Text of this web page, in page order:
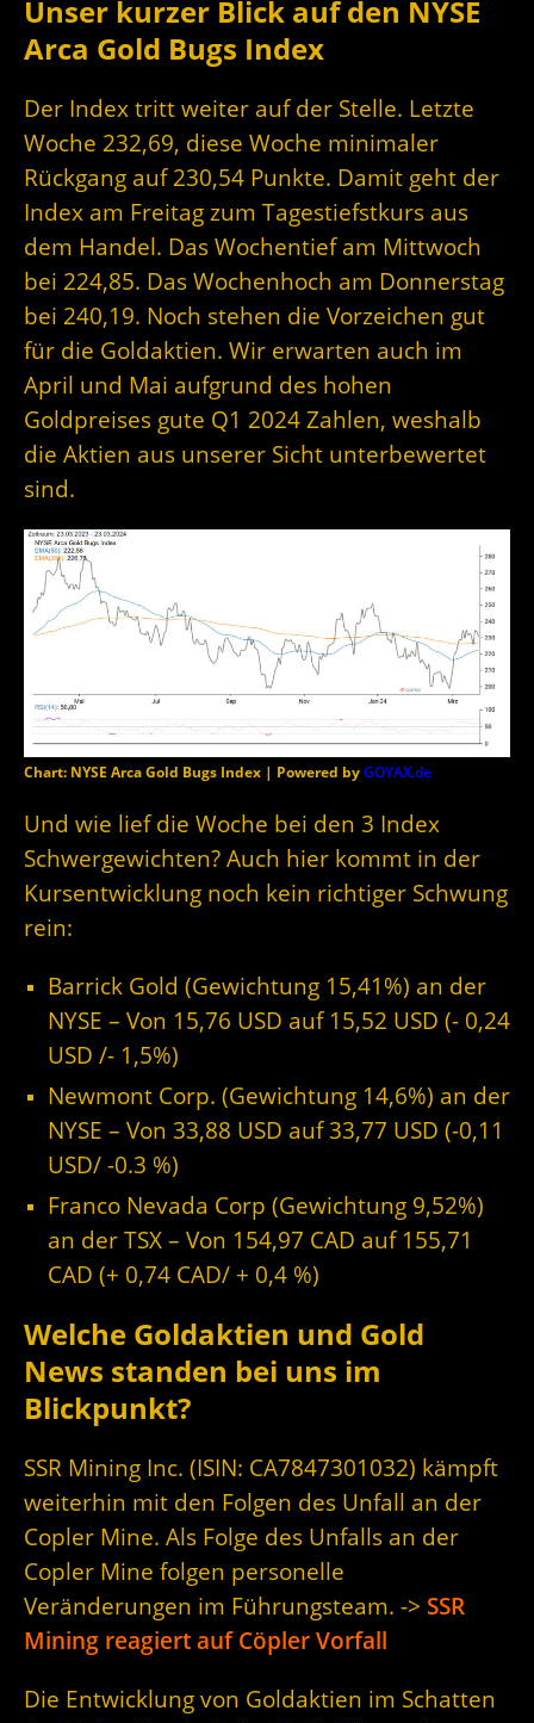
Unser kurzer Blick auf den NYSE
Arca Gold Bugs Index
Der Index tritt weiter auf der Stelle. Letzte
Woche 232,69, diese Woche minimaler
Rückgang auf 230,54 Punkte. Damit geht der
Index am Freitag zum Tagestiefstkurs aus
dem Handel. Das Wochentief am Mittwoch
bei 224,85. Das Wochenhoch am Donnerstag
bei 240,19. Noch stehen die Vorzeichen gut
für die Goldaktien. Wir erwarten auch im
April und Mai aufgrund des hohen
Goldpreises gute Q1 2024 Zahlen, weshalb
die Aktien aus unserer Sicht unterbewertet
sind.
Chart: NYSE Arca Gold Bugs Index | Powered byGOYAX.de
Und wie lief die Woche bei den 3 Index
Schwergewichten? Auch hier kommt in der
Kursentwicklung noch kein richtiger Schwung
rein:
Barrick Gold (Gewichtung 15,41%) an der
NYSE – Von 15,76 USD auf 15,52 USD (- 0,24
USD /- 1,5%)
Newmont Corp. (Gewichtung 14,6%) an der
NYSE – Von 33,88 USD auf 33,77 USD (-0,11
USD/ -0.3 %)
Franco Nevada Corp (Gewichtung 9,52%)
an der TSX – Von 154,97 CAD auf 155,71
CAD (+ 0,74 CAD/ + 0,4 %)
Welche Goldaktien und Gold
News standen bei uns im
Blickpunkt?
SSR Mining Inc. (ISIN: CA7847301032) kämpft
weiterhin mit den Folgen des Unfall an der
Copler Mine. Als Folge des Unfalls an der
Copler Mine folgen personelle
Veränderungen im Führungsteam. -> SSR
Mining reagiert auf Cöpler Vorfall
Die Entwicklung von Goldaktien im Schatten